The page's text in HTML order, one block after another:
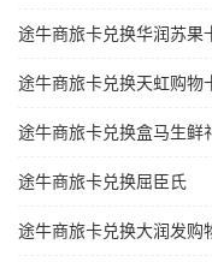
途牛商旅卡兑换华润苏果
途牛商旅卡兑换天虹购物
途牛商旅卡兑换盒马生鲜
途牛商旅卡兑换屈臣氏
途牛商旅卡兑换大润发购